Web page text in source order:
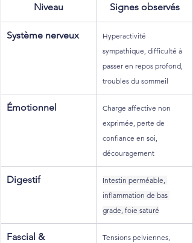
Niveau Signes observés
Système nerveux
Hyperactivité
sympathique, difficulté à
passer en repos profond,
troubles du sommeil
Émotionnel
Charge affective non
exprimée, perte de
confiance en soi,
découragement
Digestif
Intestin perméable,
inflammation de bas
grade, foie saturé
Fascial &
Tensions pelviennes,